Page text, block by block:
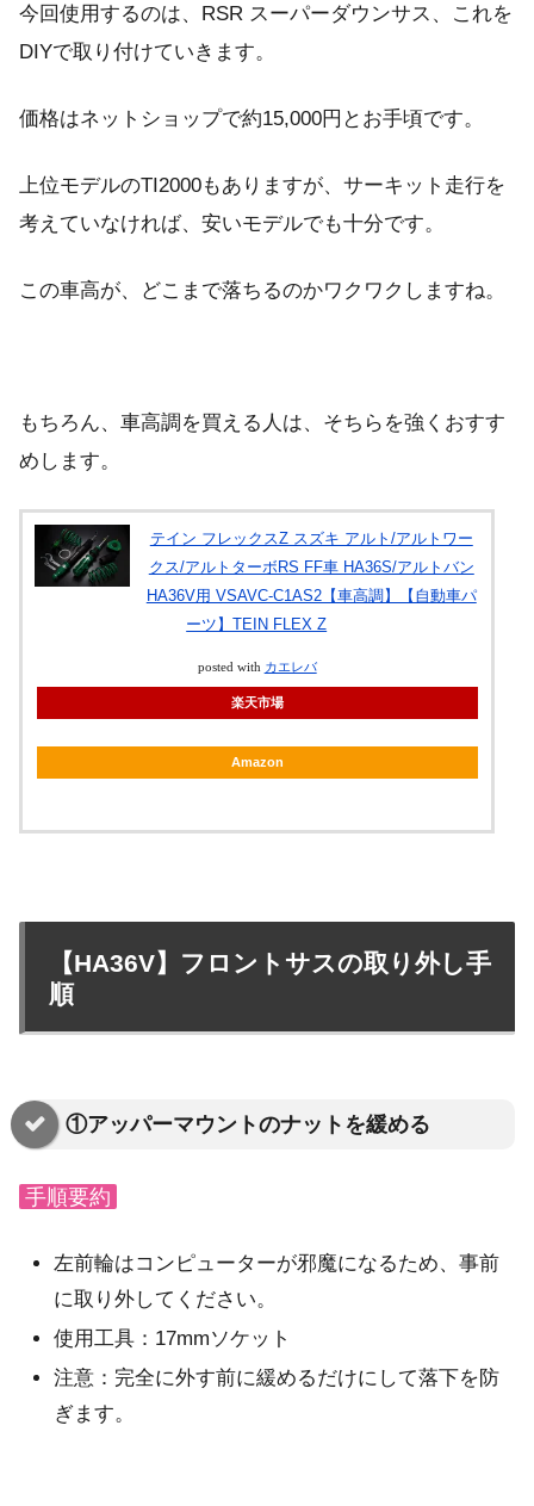
今回使用するのは、RSR スーパーダウンサス、これを
DIYで取り付けていきます。
価格はネットショップで約15,000円とお手頃です。
上位モデルのTI2000もありますが、サーキット走行を
考えていなければ、安いモデルでも十分です。
この車高が、どこまで落ちるのかワクワクしますね。
もちろん、車高調を買える人は、そちらを強くおすす
めします。
テイン フレックスZ スズキ アルト/アルトワー
クス/アルトターボRS FF車 HA36S/アルトバン
HA36V用 VSAVC-C1AS2【車高調】【自動車パ
ーツ】TEIN FLEX Z
posted with カエレバ
楽天市場
Amazon
【HA36V】フロントサスの取り外し手
順
①アッパーマウントのナットを緩める
手順要約
左前輪はコンピューターが邪魔になるため、事前
に取り外してください。
使用工具：17mmソケット
注意：完全に外す前に緩めるだけにして落下を防
ぎます。